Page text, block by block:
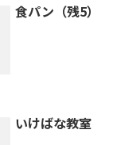
食パン（残5）
いけばな教室